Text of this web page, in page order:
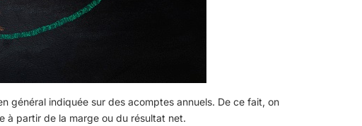
général indiquée sur des acomptes annuels. De ce fait, on
à partir de la marge ou du résultat net.